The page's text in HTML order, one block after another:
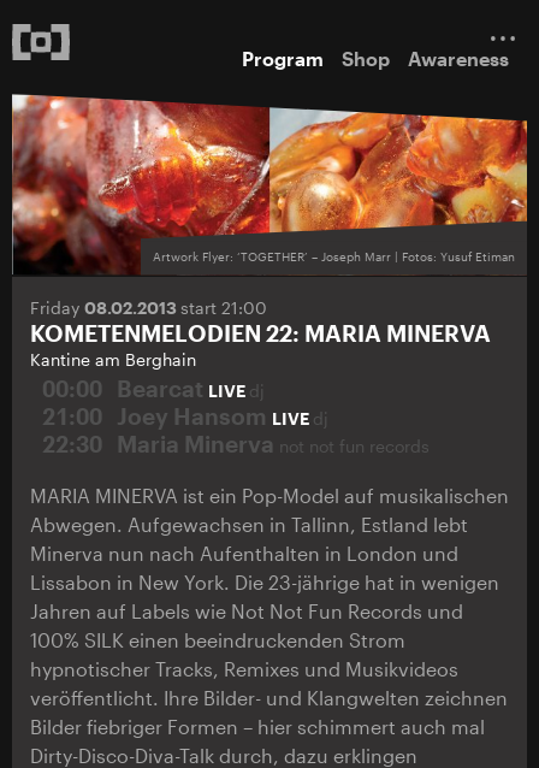
Program Shop Awareness
Artwork Flyer: ‘TOGETHER’ – Joseph Marr | Fotos: Yusuf Etiman
Friday 08.02.2013start 21:00
KOMETENMELODIEN 22: MARIA MINERVA
Kantine am Berghain
00:00 Bearcat LIVE dj
21:00 Joey Hansom LIVE dj
22:30 Maria Minerva not not fun records
MARIA MINERVA ist ein Pop-Model auf musikalischen
Abwegen. Aufgewachsen in Tallinn, Estland lebt
Minerva nun nach Aufenthalten in London und
Lissabon in New York. Die 23-jährige hat in wenigen
Jahren auf Labels wie Not Not Fun Records und
100% SILK einen beeindruckenden Strom
hypnotischer Tracks, Remixes und Musikvideos
veröffentlicht. Ihre Bilder- und Klangwelten zeichnen
Bilder fiebriger Formen – hier schimmert auch mal
Dirty-Disco-Diva-Talk durch, dazu erklingen